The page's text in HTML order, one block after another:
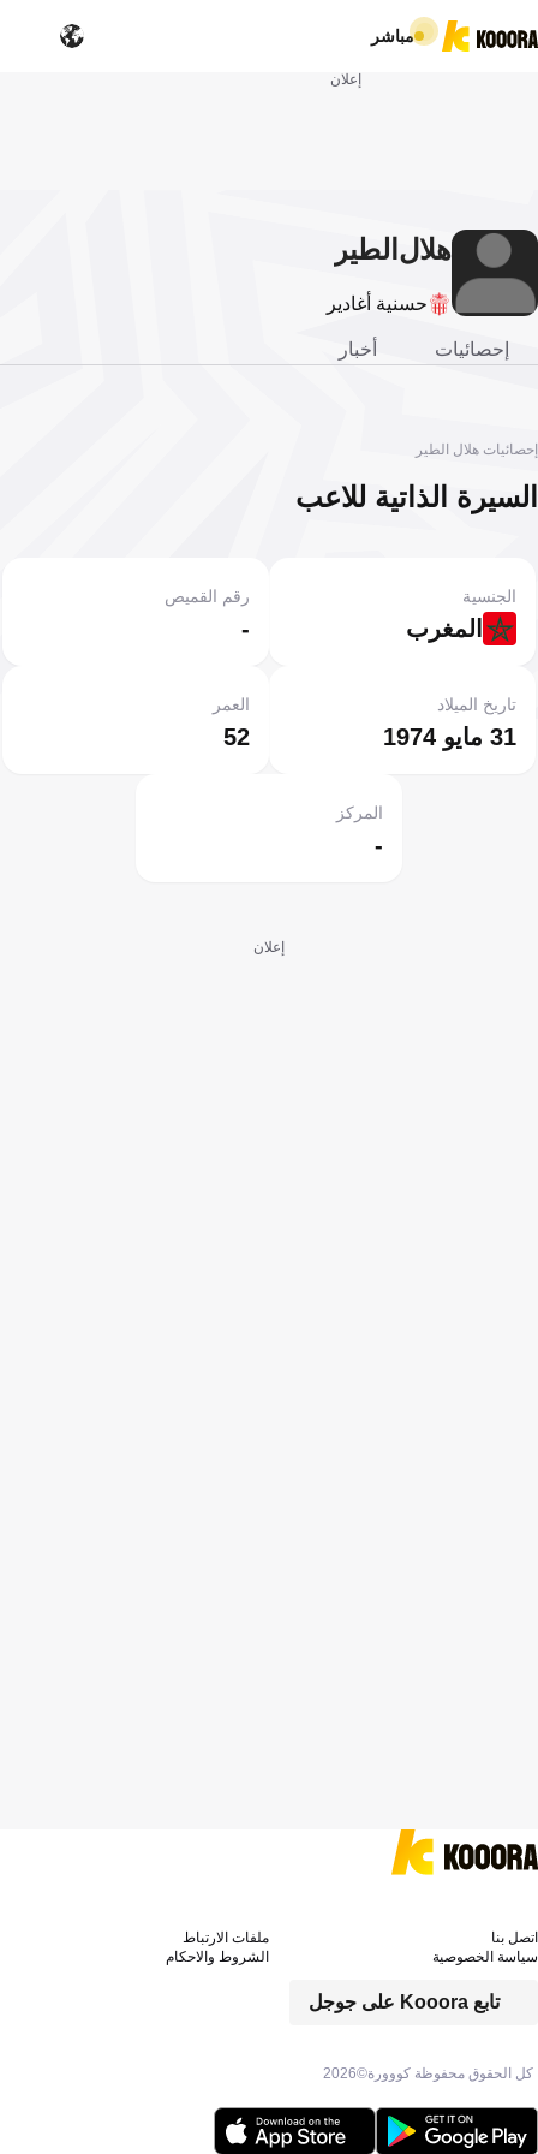
مباشر
إعلان
هلال الطير
حسنية أغادير
إحصائيات أخبار
إحصائيات هلال الطير
السيرة الذاتية للاعب
المغرب
الجنسية
-
رقم القميص
31 مايو 1974
تاريخ الميلاد
52
العمر
-
المركز
إعلان
كل الحقوق محفوظة كووورة©2026
تابع Kooora على جوجل
اتصل بنا
ملفات الارتباط
سياسة الخصوصية
الشروط والاحكام